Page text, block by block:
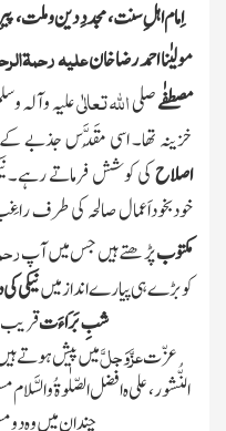
اِمام اہلِ سنت، مجددِ دین
مولیٰنا احمد رضاخانعلیہ
مصطفٰےصلیاللہتعالٰیعلیہ وآلہ
خزینہ تھا۔ اسی مُقَدَّس جذبے
اصلاحکی کوشش فرماتے
خودبخوداَعمال صالحہ کی طرف
مکتوبپڑھتے ہیں جس میں آپ
کو بڑے ہی پیارے انداز میںنیکی
شبِ بَرَاءَ تقریب
عزّتعزَّوَجلَّمیں پیش ہوتے
النُّشور ، علیہ افضل الصّلٰوۃ ُ والسَّلام
چند ان میں وہ